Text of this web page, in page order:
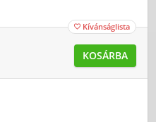
 Kívánságlista
KOSÁRBA